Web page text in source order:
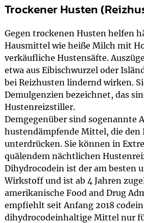
Trockener Husten
Gegen trockenen Husten helfen
Hausmittel wie heiße Milch mit
verkäufliche Hustensäfte.
etwa aus Eibischwurzel oder
bei Reizhusten lindernd wirken.
Demulgenzien bezeichnet, das
Hustenreizstiller.
Demgegenüber sind sogenannte
hustendämpfende Mittel, die den
unterdrücken. Sie können in
quälendem nächtlichen
Dihydrocodein ist der am besten
Wirkstoff und ist ab 4 Jahren
amerikanische Food and Drug
empfiehlt seit Anfang 2018
dihydrocodeinhaltige Mittel nur